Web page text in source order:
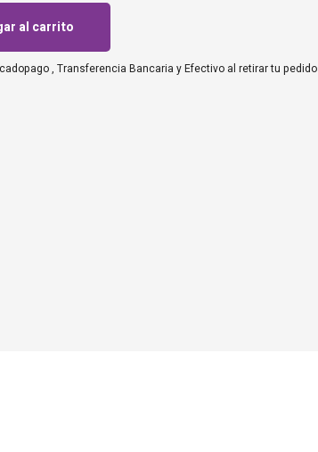
al carrito
, Transferencia Bancaria yEfectivo al retirar tu pedido